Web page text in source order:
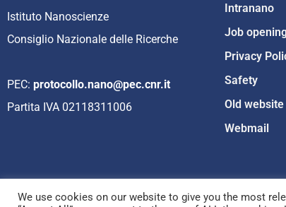
Istituto Nanoscienze
Consiglio Nazionale delle Ricerche
PEC: protocollo.nano@pec.cnr.it
Partita IVA 02118311006
Intranano
Job
Privacy
Safety
Old website
Webmail
We use cookies on our website to give you the most